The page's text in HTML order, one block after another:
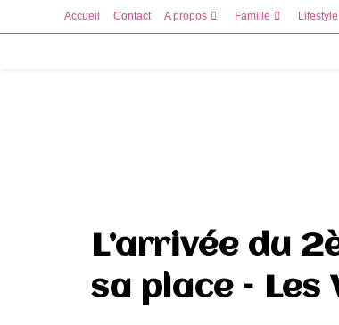
to
Accueil Contact A propos Famille Lifestyle
L’arrivée du
sa place – Les